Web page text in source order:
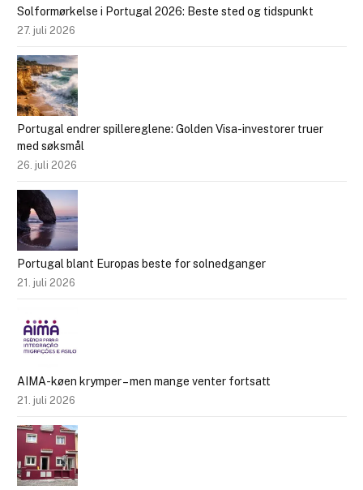
Solformørkelse i Portugal 2026: Beste sted og tidspunkt
27. juli 2026
Portugal endrer spillereglene: Golden Visa-investorer truer
med søksmål
26. juli 2026
Portugal blant Europas beste for solnedganger
21. juli 2026
AIMA-køen krymper – men mange venter fortsatt
21. juli 2026